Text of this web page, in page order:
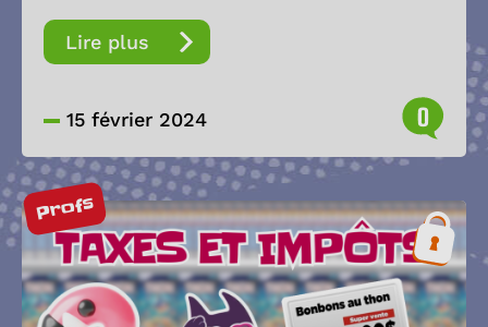
Lire plus
15 février 2024 0
Profs